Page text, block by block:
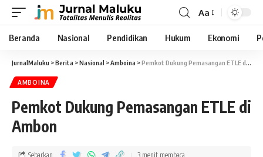
Aa
Beranda Nasional Pendidikan Hukum Ekonomi
JurnalMaluku >Berita >Nasional >Amboina >Pemkot Dukung Pemasangan ETLE di Ambon
AMBOINA
Pemkot Dukung Pemasangan ETLE di
Ambon
Sebarkan 3 menit membaca